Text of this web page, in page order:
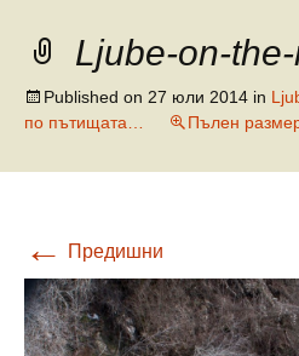
Ljube-on-
Published on 27 юли 2014 in
по пътищата…
Пълен
← Предишни